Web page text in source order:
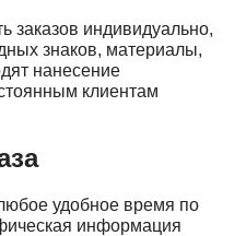
заказов индивидуально,
знаков, материалы,
нанесение
клиентам
удобное время по
информация